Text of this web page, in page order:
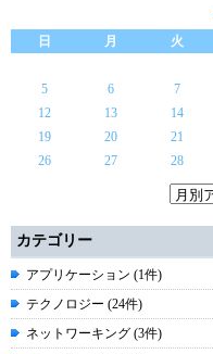
日
月 火
5
6 7
12
13 14
19
20 21
26
27 28
カテゴリー
アプリケーション (1件)
テクノロジー (24件)
ネットワーキング (3件)